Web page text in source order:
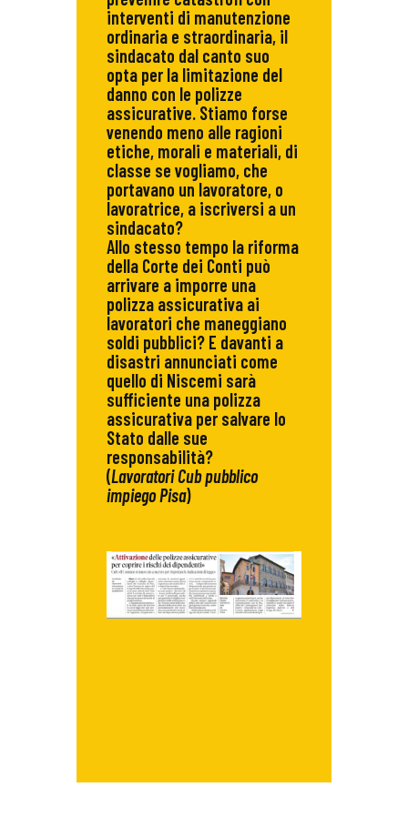
interventi di manutenzione
ordinaria e straordinaria, il
sindacato dal canto suo
opta per la limitazione del
danno con le polizze
assicurative. Stiamo forse
venendo meno alle ragioni
etiche, morali e materiali, di
classe se vogliamo, che
portavano un lavoratore, o
lavoratrice, a iscriversi a un
sindacato?
Allo stesso tempo la riforma
della Corte dei Conti può
arrivare a imporre una
polizza assicurativa ai
lavoratori che maneggiano
soldi pubblici? E davanti a
disastri annunciati come
quello di Niscemi sarà
sufficiente una polizza
assicurativa per salvare lo
Stato dalle sue
responsabilità?
(Lavoratori Cub pubblico
impiego Pisa)